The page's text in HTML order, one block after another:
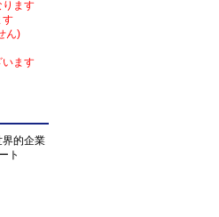
ます
す
ん)
ます
界的企業
ト